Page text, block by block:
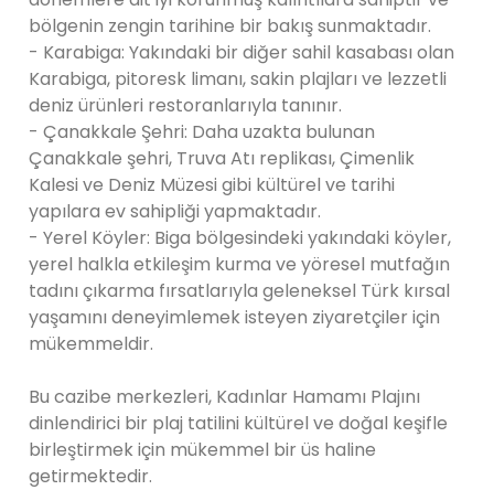
bölgenin zengin tarihine bir bakış sunmaktadır.
- Karabiga: Yakındaki bir diğer sahil kasabası olan
Karabiga, pitoresk limanı, sakin plajları ve lezzetli
deniz ürünleri restoranlarıyla tanınır.
- Çanakkale Şehri: Daha uzakta bulunan
Çanakkale şehri, Truva Atı replikası, Çimenlik
Kalesi ve Deniz Müzesi gibi kültürel ve tarihi
yapılara ev sahipliği yapmaktadır.
- Yerel Köyler: Biga bölgesindeki yakındaki köyler,
yerel halkla etkileşim kurma ve yöresel mutfağın
tadını çıkarma fırsatlarıyla geleneksel Türk kırsal
yaşamını deneyimlemek isteyen ziyaretçiler için
mükemmeldir.
Bu cazibe merkezleri, Kadınlar Hamamı Plajını
dinlendirici bir plaj tatilini kültürel ve doğal keşifle
birleştirmek için mükemmel bir üs haline
getirmektedir.